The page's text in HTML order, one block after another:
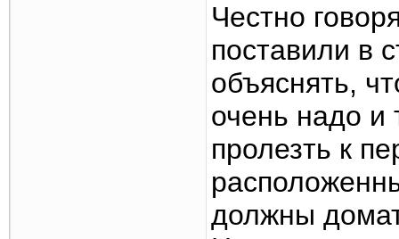
Честно
поставили в
объяснять,
очень надо
пролезть к
должны